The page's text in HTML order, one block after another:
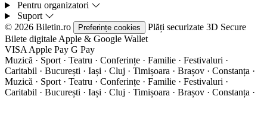
Pentru organizatori
Suport
© 2026 Biletin.ro
Preferințe cookies Plăți securizate 3D Secure
Bilete digitale Apple & Google Wallet
VISA Apple Pay G Pay
Muzică · Sport · Teatru · Conferințe · Familie · Festivaluri ·
Caritabil · București · Iași · Cluj · Timișoara · Brașov · Constanța ·
Muzică · Sport · Teatru · Conferințe · Familie · Festivaluri ·
Caritabil · București · Iași · Cluj · Timișoara · Brașov · Constanța ·